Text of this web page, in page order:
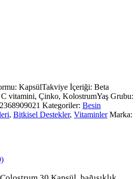
KapsülTakviye İçeriği: Beta
vitamini, Çinko, KolostrumYaş Grubu:
Kategoriler: Besin
, Bitkisel Destekler, Vitaminler Marka: